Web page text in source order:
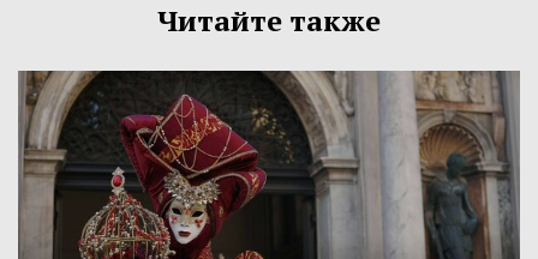
Читайте также